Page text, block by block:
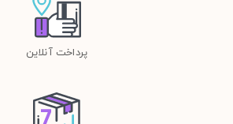
پرداخت آنلاین